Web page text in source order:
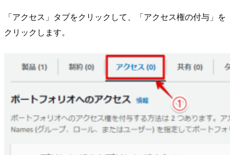
「アクセス」タブをクリックして、「アクセス権の付与」を
クリックします。